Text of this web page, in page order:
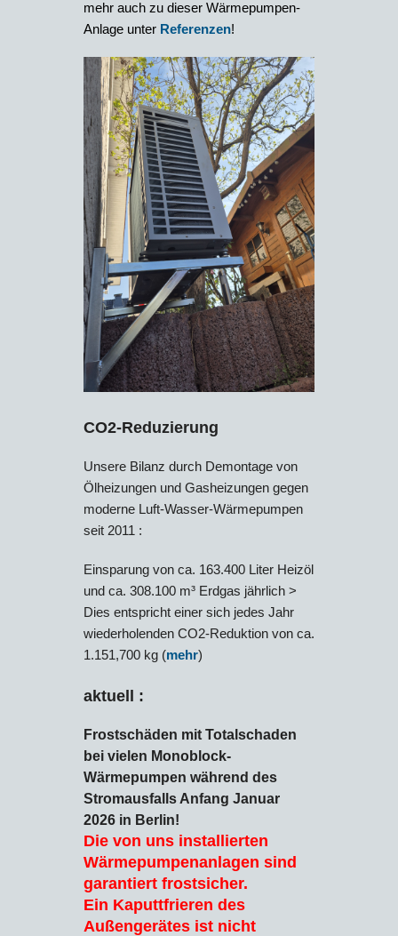
mehr auch zu dieser Wärmepumpen-
Anlage unter Referenzen!
CO2-Reduzierung
Unsere Bilanz durch Demontage von
Ölheizungen und Gasheizungen gegen
moderne Luft-Wasser-Wärmepumpen
seit 2011 :
Einsparung von ca. 163.400 Liter Heizöl
und ca. 308.100 m³ Erdgas jährlich >
Dies entspricht einer sich jedes Jahr
wiederholenden CO2-Reduktion von ca.
1.151,700 kg (mehr)
aktuell :
Frostschäden mit Totalschaden
bei vielen Monoblock-
Wärmepumpen während des
Stromausfalls Anfang Januar
2026 in Berlin!
Die von uns installierten
Wärmepumpenanlagen sind
garantiert frostsicher.
Ein Kaputtfrieren des
Außengerätes ist nicht